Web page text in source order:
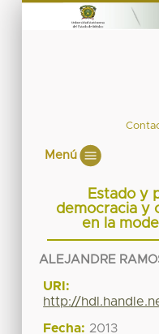
Menú
Estado y
democracia y
en la
ALEJANDRE
URI:
http://
Fecha: 2013